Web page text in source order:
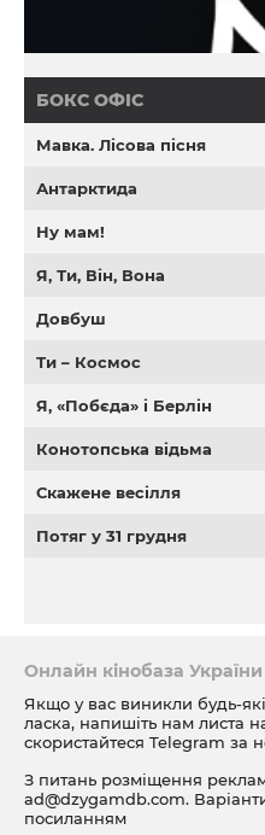
БОКС ОФІС
Мавка. Лісова пісня
Антарктида
Ну мам!
Я, Ти, Він, Вона
Довбуш
Ти – Космос
Я, «Побєда» і Берлін
Конотопська відьма
Скажене весілля
Потяг у 31 грудня
Онлайн кінобаза України
Якщо у вас виникли будь-
ласка, напишіть нам листа
скористайтеся Telegram за
З питань розміщення
ad@dzygamdb.com.
посиланням